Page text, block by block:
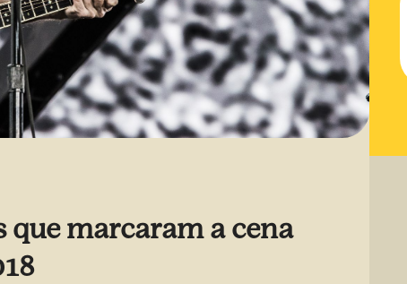
que marcaram a cena